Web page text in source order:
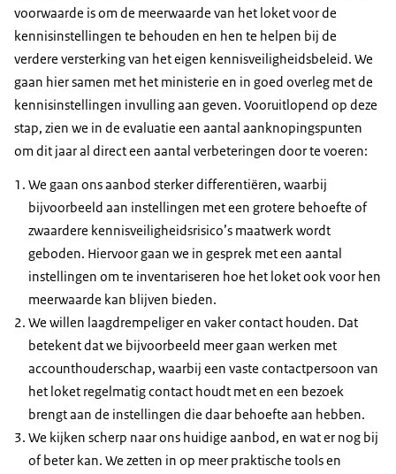
voorwaarde is om de meerwaarde van het loket voor de
kennisinstellingen te behouden en hen te helpen bij de
verdere versterking van het eigen kennisveiligheidsbeleid. We
gaan hier samen met het ministerie en in goed overleg met de
kennisinstellingen invulling aan geven. Vooruitlopend op deze
stap, zien we in de evaluatie een aantal aanknopingspunten
om dit jaar al direct een aantal verbeteringen door te voeren:
We gaan ons aanbod sterker differentiëren, waarbij
bijvoorbeeld aan instellingen met een grotere behoefte of
zwaardere kennisveiligheidsrisico’s maatwerk wordt
geboden. Hiervoor gaan we in gesprek met een aantal
instellingen om te inventariseren hoe het loket ook voor hen
meerwaarde kan blijven bieden.
We willen laagdrempeliger en vaker contact houden. Dat
betekent dat we bijvoorbeeld meer gaan werken met
accounthouderschap, waarbij een vaste contactpersoon van
het loket regelmatig contact houdt met en een bezoek
brengt aan de instellingen die daar behoefte aan hebben.
We kijken scherp naar ons huidige aanbod, en wat er nog bij
of beter kan. We zetten in op meer praktische tools en